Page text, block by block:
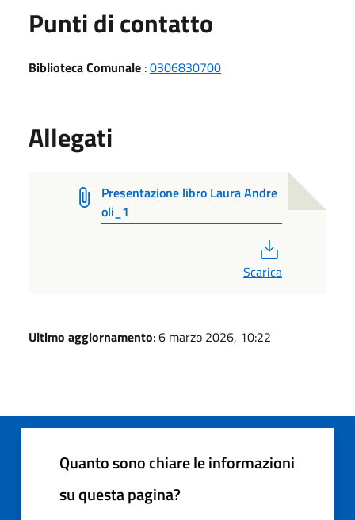
Punti di contatto
Biblioteca Comunale :0306830700
Allegati
Presentazione libro Laura Andre
oli_1
Scarica
Ultimo aggiornamento: 6 marzo 2026, 10:22
Quanto sono chiare le informazioni
su questa pagina?